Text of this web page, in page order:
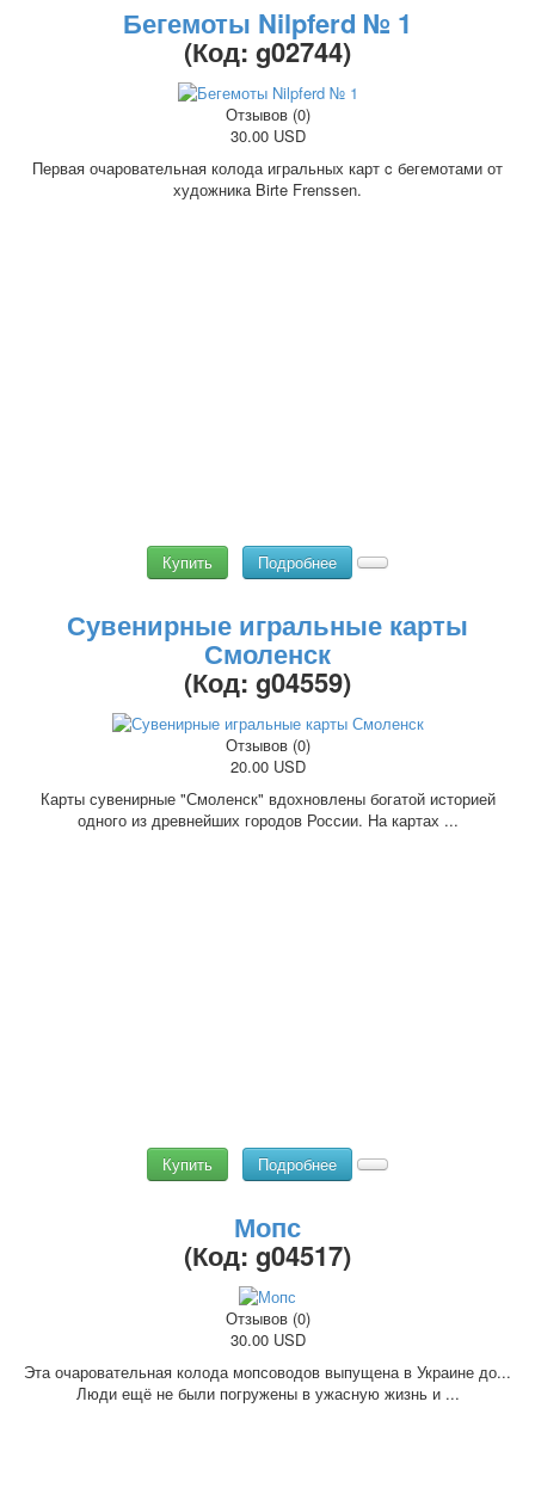
Бегемоты Nilpferd № 1
(Код: g02744)
Отзывов (0)
30.00 USD
Первая очаровательная колода игральных карт c бегемотами от
художника Birte Frenssen.
Купить Подробнее
Сувенирные игральные карты
Смоленск
(Код: g04559)
Отзывов (0)
20.00 USD
Карты сувенирные "Смоленск" вдохновлены богатой историей
одного из древнейших городов России. На картах ...
Купить Подробнее
Мопс
(Код: g04517)
Отзывов (0)
30.00 USD
Эта очаровательная колода мопсоводов выпущена в Украине до...
Люди ещё не были погружены в ужасную жизнь и ...